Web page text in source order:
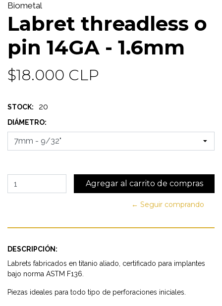
Biometal
Labret threadless o
pin 14GA - 1.6mm
$18.000 CLP
STOCK: 20
DIÁMETRO:
← Seguir comprando
DESCRIPCIÓN:
Labrets fabricados en titanio aliado, certificado para implantes
bajo norma ASTM F136.
Piezas ideales para todo tipo de perforaciones iniciales.